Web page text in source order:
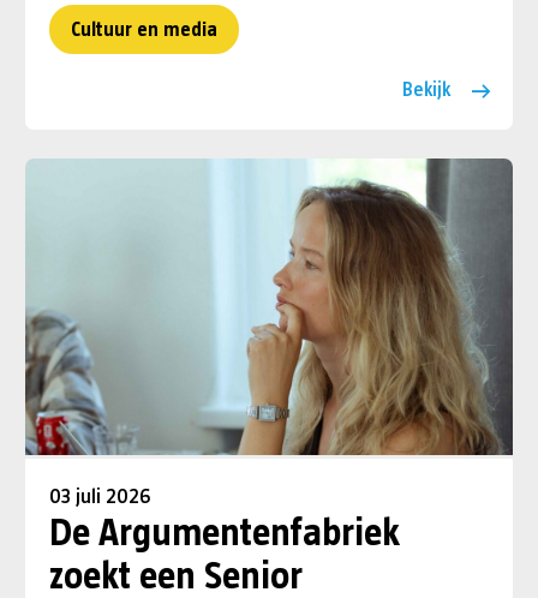
Cultuur en media
Bekijk
03 juli 2026
De Argumentenfabriek
zoekt een Senior